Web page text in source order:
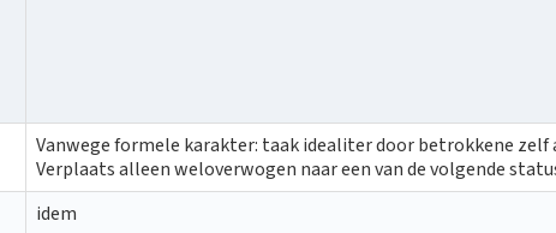
Vanwege formele karakter: taak idealiter door betrokkene zelf
Verplaats alleen weloverwogen naar een van de volgende
idem